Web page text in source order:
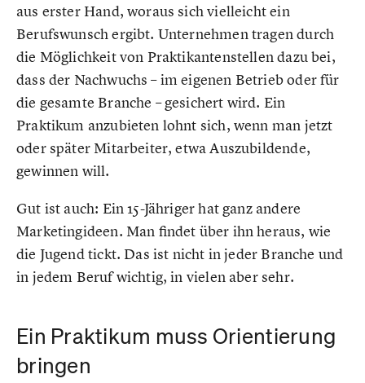
aus erster Hand, woraus sich vielleicht ein
Berufswunsch ergibt. Unternehmen tragen durch
die Möglichkeit von Praktikantenstellen dazu bei,
dass der Nachwuchs – im eigenen Betrieb oder für
die gesamte Branche – gesichert wird. Ein
Praktikum anzubieten lohnt sich, wenn man jetzt
oder später Mitarbeiter, etwa Auszubildende,
gewinnen will.
Gut ist auch: Ein 15-Jähriger hat ganz andere
Marketingideen. Man findet über ihn heraus, wie
die Jugend tickt. Das ist nicht in jeder Branche und
in jedem Beruf wichtig, in vielen aber sehr.
Ein Praktikum muss Orientierung
bringen